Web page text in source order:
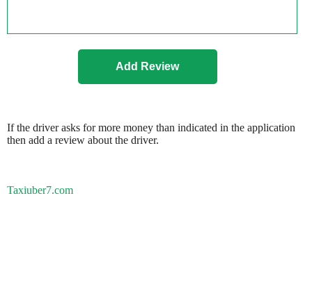
If the driver asks for more money than indicated in the application
then add a review about the driver.
Taxiuber7.com